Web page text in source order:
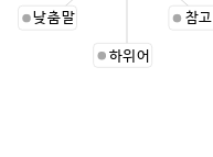
참
하위어
낮춤말